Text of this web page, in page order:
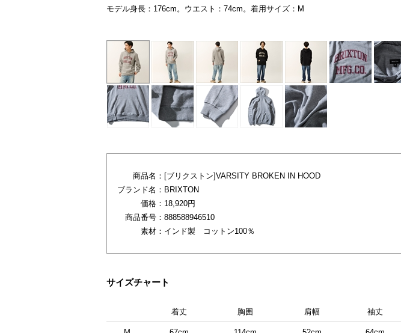
モデル身長：176cm。ウエスト：74cm。着用サイズ：M
グレー
商品名： [ブリクストン]VARSITY BROKEN IN HOOD
ブランド名： BRIXTON
価格： 18,920円
商品番号： 888588946510
素材： インド製 コットン100％
サイズチャート
着丈 胸囲 肩幅 袖丈